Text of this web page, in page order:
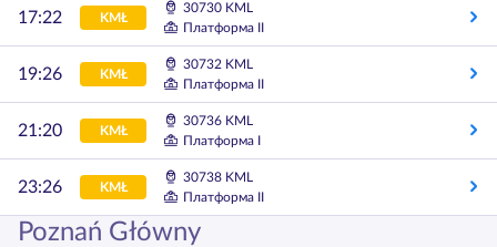
17:22 KMŁ
30730 KML
Платформа II
19:26 KMŁ
30732 KML
Платформа II
21:20 KMŁ
30736 KML
Платформа I
23:26 KMŁ
30738 KML
Платформа II
Poznań Główny